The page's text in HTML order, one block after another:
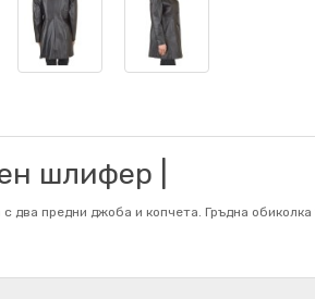
шлифер |
два предни джоба и копчета. Гръдна